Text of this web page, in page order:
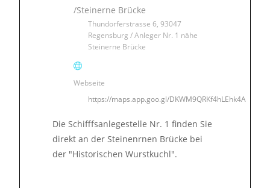
/Steinerne Brücke
Thundorferstrasse 6, 93047
Regensburg / Anleger Nr. 1 nähe
Steinerne Brücke
Webseite
https://maps.app.goo.gl/DKWM9QRKf4hLEhk4A
Die Schifffsanlegestelle Nr. 1 finden Sie
direkt an der Steinenrnen Brücke bei
der "Historischen Wurstkuchl".